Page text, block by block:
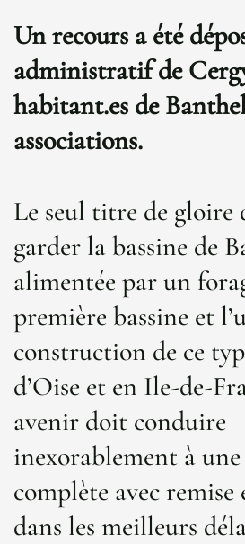
Un recours a été
administratif de
habitant.es de
associations.
Le seul titre de gloire
garder la bassine de
alimentée par un
première bassine et
construction de ce
d’Oise et en Ile-de-
avenir doit conduire
inexorablement à
complète avec
dans les meilleurs